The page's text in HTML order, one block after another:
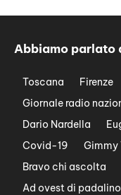
Abbiamo parlato
Toscana Firenze
Giornale radio
Dario Nardella
Covid-19
Gimmy
Bravo chi ascolta
Ad ovest di padalino